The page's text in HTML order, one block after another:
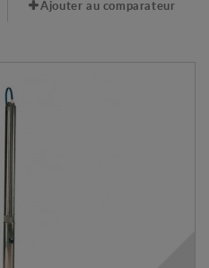
Ajouter au comparateur